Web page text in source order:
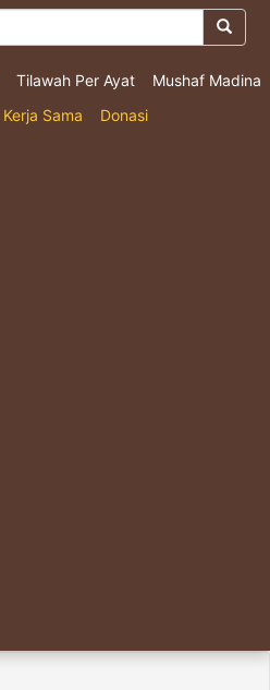
Tilawah Per Ayat
Mushaf Madina
Kerja Sama Donasi